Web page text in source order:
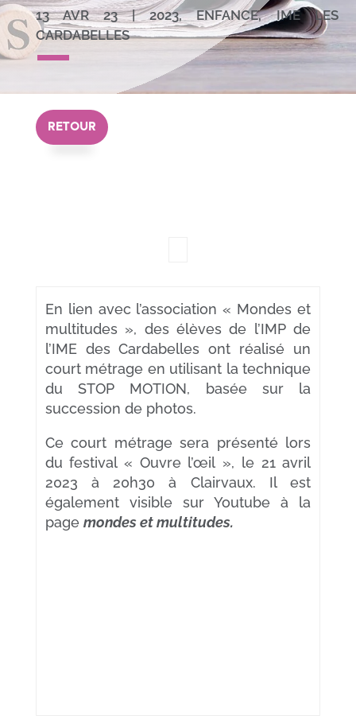
13 AVR 23|2023,ENFANCE,IME LES
CARDABELLES
RETOUR
En lien avec l’association « Mondes et
multitudes », des élèves de l’IMP de
l’IME des Cardabelles ont réalisé un
court métrage en utilisant la technique
du STOP MOTION, basée sur la
succession de photos.
Ce court métrage sera présenté lors
du festival « Ouvre l’œil », le 21 avril
2023 à 20h30 à Clairvaux. Il est
également visible sur Youtube à la
page mondes et multitudes.